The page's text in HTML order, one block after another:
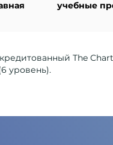
учебные
The
уровень).